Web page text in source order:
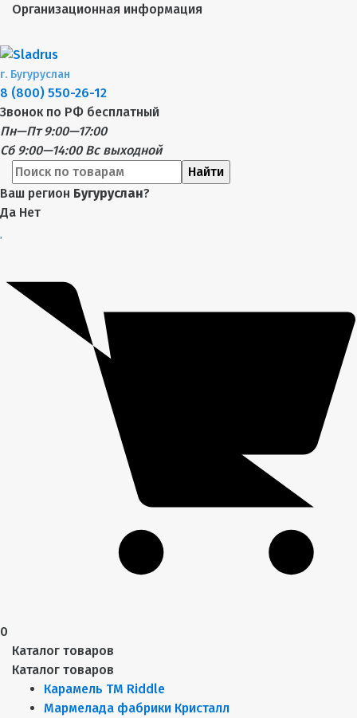
Организационная информация
г. Бугуруслан
8 (800) 550-26-12
Звонок по РФ бесплатный
Пн—Пт 9:00—17:00
Сб 9:00—14:00 Вс выходной
Найти
Ваш регион Бугуруслан?
Да Нет
0
Каталог товаров
Каталог товаров
Карамель ТМ Riddle
Мармелада фабрики Кристалл